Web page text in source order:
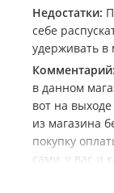
Недостатки:
себе
удерживать в
Комментарий:
в данном
вот на
из магазина
покупку
сами, у вас и
собравшись